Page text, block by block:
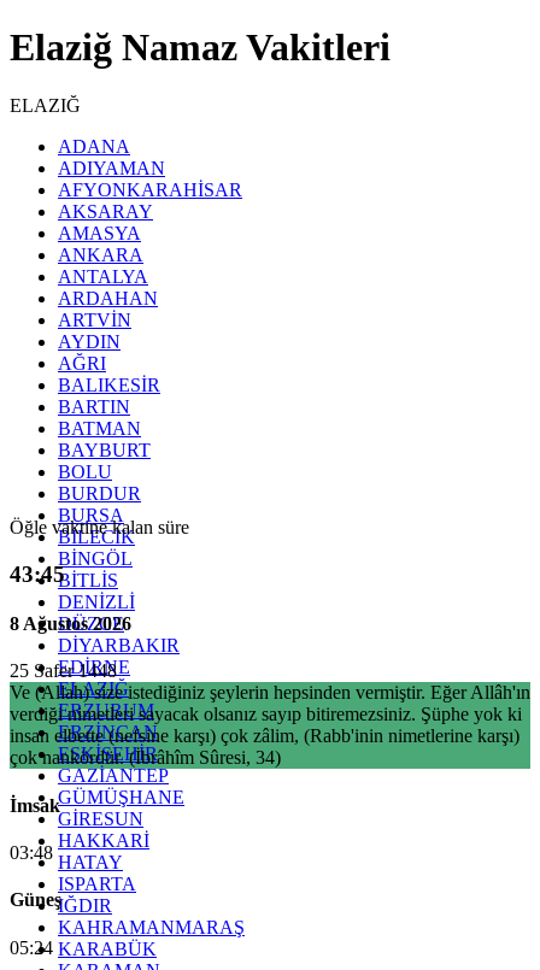
Elaziğ Namaz Vakitleri
ELAZIĞ
ADANA
ADIYAMAN
AFYONKARAHİSAR
AKSARAY
AMASYA
ANKARA
ANTALYA
ARDAHAN
ARTVİN
AYDIN
AĞRI
BALIKESİR
BARTIN
BATMAN
BAYBURT
BOLU
BURDUR
BURSA
BİLECİK
BİNGÖL
BİTLİS
DENİZLİ
DÜZCE
DİYARBAKIR
EDİRNE
ELAZIĞ
ERZURUM
ERZİNCAN
ESKİŞEHİR
GAZİANTEP
GÜMÜŞHANE
GİRESUN
HAKKARİ
HATAY
ISPARTA
IĞDIR
KAHRAMANMARAŞ
KARABÜK
Öğle vaktine kalan süre
43:45
8 Ağustos 2026
25 Safer 1448
Ve (Allah) size istediğiniz şeylerin hepsinden vermiştir. Eğer Allâh'ın
verdiği nimetleri sayacak olsanız sayıp bitiremezsiniz. Şüphe yok ki
insan elbette (nefsine karşı) çok zâlim, (Rabb'inin nimetlerine karşı)
çok nankördür. (İbrâhîm Sûresi, 34)
İmsak
03:48
Güneş
05:24